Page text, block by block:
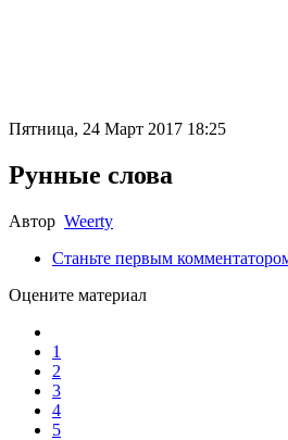
Пятница, 24 Март 2017 18:25
Рунные слова
Автор Weerty
Станьте первым
Оцените материал
1
2
3
4
5